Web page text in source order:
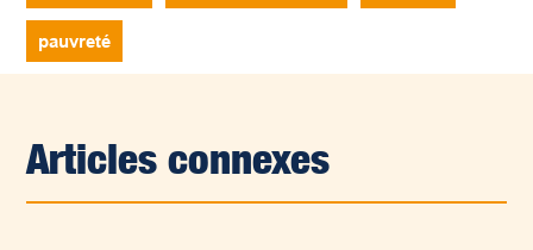
pauvreté
Articles connexes